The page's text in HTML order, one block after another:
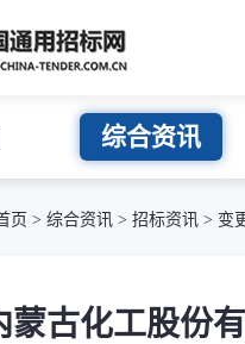
综合资讯
页 > 综合资讯 > 招标资讯 > 变
蒙古化工股份